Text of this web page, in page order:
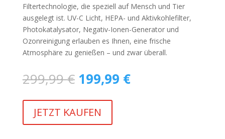
Filtertechnologie, die speziell auf Mensch und Tier
ausgelegt ist. UV-C Licht, HEPA- und Aktivkohlefilter,
Photokatalysator, Negativ-Ionen-Generator und
Ozonreinigung erlauben es Ihnen, eine frische
Atmosphäre zu genießen – und zwar überall.
299,99€ Ursprünglicher
Preis
war:
299,99 €
199,99 €Aktueller
Preis
JETZT KAUFEN